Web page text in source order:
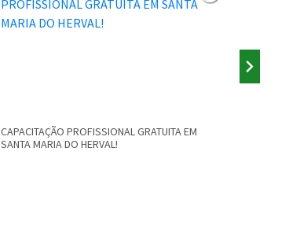
CAPACITAÇÃO PROFISSIONAL GRATUITA EM
SANTA MARIA DO HERVAL!